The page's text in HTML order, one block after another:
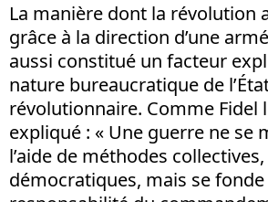
La manière dont la révolution
grâce à la direction d’une
aussi constitué un facteur
nature bureaucratique de
révolutionnaire. Comme Fidel
expliqué : « Une guerre ne se
l’aide de méthodes collectives,
démocratiques, mais se